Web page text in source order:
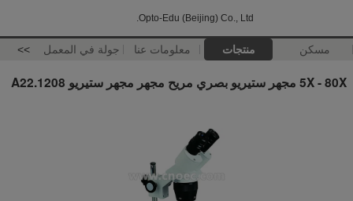
Opto-Edu (Beijing) Co., Ltd.
مسكن منتجات معلومات عنا جولة في المعمل >>
5X - 80X مجهر ستيريو بصري مريح مجهر مجهر ستيريو A22.1208